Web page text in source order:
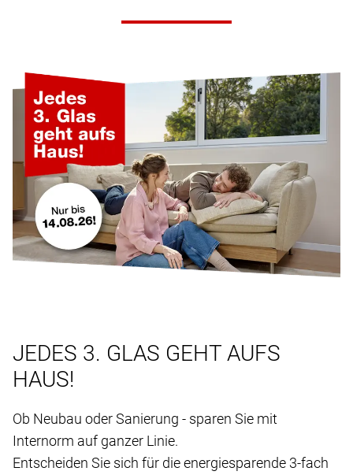
JEDES 3. GLAS GEHT AUFS
HAUS!
Ob Neubau oder Sanierung - sparen Sie mit
Internorm auf ganzer Linie.
Entscheiden Sie sich für die energiesparende 3-fach